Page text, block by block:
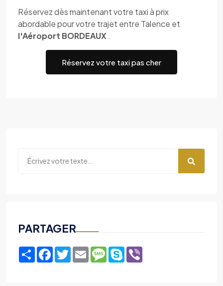
Réservez dès maintenant votre taxi à prix
abordable pour votre trajet entre Talence et
l'Aéroport BORDEAUX .
Réservez votre taxi pas cher
PARTAGER
ShareFacebook
TwitterEmailMessage
Skype